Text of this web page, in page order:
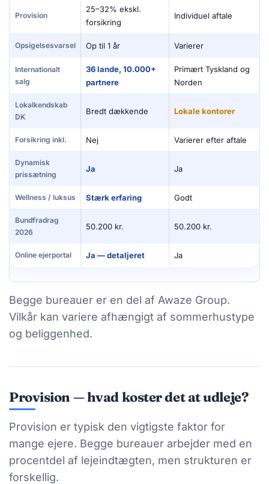
Provision
25–32% ekskl.
forsikring
Individuel aftale
Opsigelsesvarsel Op til 1 år Varierer
Internationalt
salg
36 lande, 10.000+
partnere
Primært Tyskland og
Norden
Lokalkendskab
DK
Bredt dækkende Lokale kontorer
Forsikring inkl. Nej Varierer efter aftale
Dynamisk
prissætning
Ja Ja
Wellness / luksus Stærk erfaring Godt
Bundfradrag
2026
50.200 kr. 50.200 kr.
Online ejerportal Ja — detaljeret Ja
Begge bureauer er en del af Awaze Group.
Vilkår kan variere afhængigt af sommerhustype
og beliggenhed.
Provision — hvad koster det at udleje?
Provision er typisk den vigtigste faktor for
mange ejere. Begge bureauer arbejder med en
procentdel af lejeindtægten, men strukturen er
forskellig.